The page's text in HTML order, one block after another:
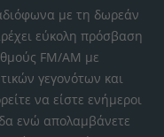
με τη δωρεάν
εύκολη πρόσβαση
FM/AM με
γεγονότων και
να είστε ενήμεροι
ενώ απολαμβάνετε